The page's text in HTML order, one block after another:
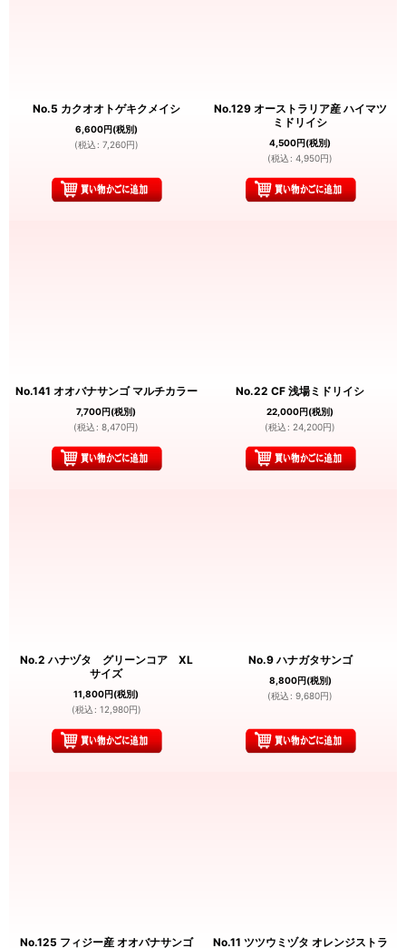
No.5 カクオオトゲキクメイシ
6,600円(税別)
(税込 : 7,260円)
No.129 オーストラリア産 ハイマツ
ミドリイシ
4,500円(税別)
(税込 : 4,950円)
No.141 オオバナサンゴ マルチカラー
7,700円(税別)
(税込 : 8,470円)
No.22 CF 浅場ミドリイシ
22,000円(税別)
(税込 : 24,200円)
No.2 ハナヅタ グリーンコア XL
サイズ
11,800円(税別)
(税込 : 12,980円)
No.9 ハナガタサンゴ
8,800円(税別)
(税込 : 9,680円)
No.125 フィジー産 オオバナサンゴ
No.11 ツツウミヅタ オレンジストラ